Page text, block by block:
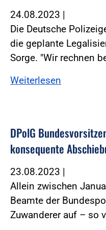
24.08.2023 |
Die Deutsche
die geplante
Sorge. "Wir rechnen
Weiterlesen
DPolG
konsequente
23.08.2023 |
Allein zwischen
Beamte der
Zuwanderer auf – so